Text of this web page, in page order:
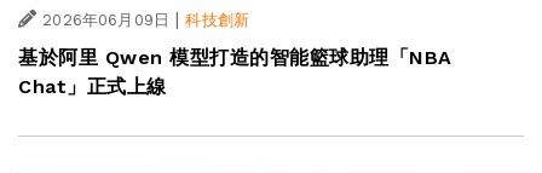
2026年06月09日 | 科技創新
基於阿里 Qwen 模型打造的智能籃球助理「NBA
Chat」正式上線